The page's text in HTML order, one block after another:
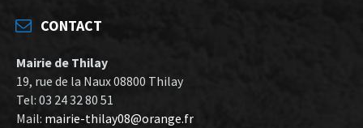
CONTACT
Mairie de Thilay
19, rue de la Naux 08800 Thilay
Tel: 03 24 32 80 51
Mail: mairie-thilay08@orange.fr